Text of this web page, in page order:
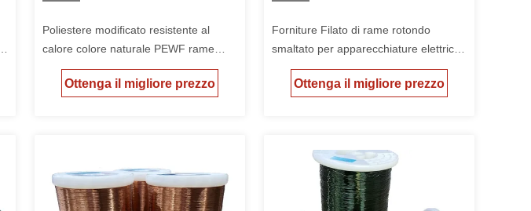
Poliestere modificato resistente al
calore colore naturale PEWF rame
rotondo smaltato per elettrodomestici
Ottenga il migliore prezzo
Forniture Filato di rame rotondo
smaltato per apparecchiature elettriche
ed elettroniche Isolamento spessore
0,01 mm-0,5 mm
Ottenga il migliore prezzo